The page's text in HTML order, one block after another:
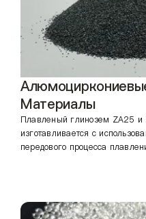
Материалы
Плавленый глинозем ZA25 и
изготавливается с
передового процесса